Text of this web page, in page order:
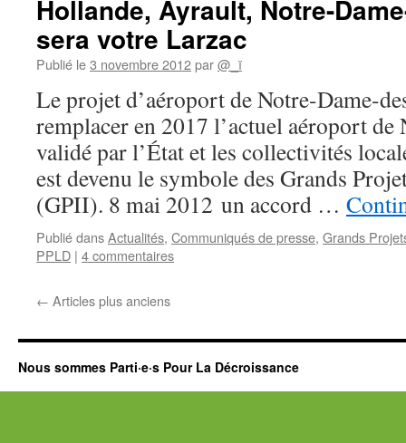
Hollande, Ayrault, Notre-
sera votre Larzac
Publié le3 novembre 2012par@_ï
Le projet d’aéroport de Notre-Dame-
remplacer en 2017 l’actuel aéroport de
validé par l’État et les collectivités
est devenu le symbole des Grands
(GPII). 8 mai 2012 un accord …
Publié dansActualités, Communiqués de presse, Grands
PPLD | 4 commentaires
← Articles plus anciens
Nous sommes Parti·e·s Pour La Décroissance